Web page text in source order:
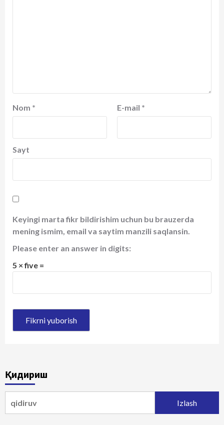
Nom * E-mail *
Sayt
Keyingi marta fikr bildirishim uchun bu brauzerda
mening ismim, email va saytim manzili saqlansin.
Please enter an answer in digits:
5 × five =
Қидириш